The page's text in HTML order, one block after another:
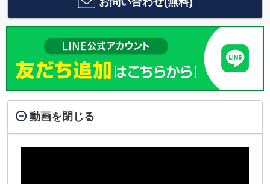
動画を閉じる